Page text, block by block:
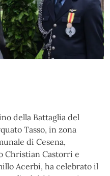
della Battaglia del
Tasso, in zona
di Cesena,
Christian Castorri e
Acerbi, ha celebrato il